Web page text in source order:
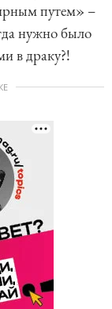
путем» –
нужно было
в драку?!